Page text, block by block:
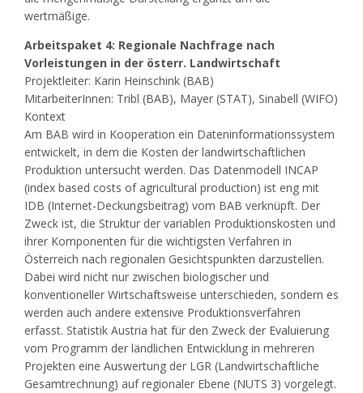
wertmäßige.
Arbeitspaket 4: Regionale Nachfrage nach
Vorleistungen in der österr. Landwirtschaft
Projektleiter: Karin Heinschink (BAB)
MitarbeiterInnen: Tribl (BAB), Mayer (STAT), Sinabell (WIFO)
Kontext
Am BAB wird in Kooperation ein Dateninformationssystem
entwickelt, in dem die Kosten der landwirtschaftlichen
Produktion untersucht werden. Das Datenmodell INCAP
(index based costs of agricultural production) ist eng mit
IDB (Internet-Deckungsbeitrag) vom BAB verknüpft. Der
Zweck ist, die Struktur der variablen Produktionskosten und
ihrer Komponenten für die wichtigsten Verfahren in
Österreich nach regionalen Gesichtspunkten darzustellen.
Dabei wird nicht nur zwischen biologischer und
konventioneller Wirtschaftsweise unterschieden, sondern es
werden auch andere extensive Produktionsverfahren
erfasst. Statistik Austria hat für den Zweck der Evaluierung
vom Programm der ländlichen Entwicklung in mehreren
Projekten eine Auswertung der LGR (Landwirtschaftliche
Gesamtrechnung) auf regionaler Ebene (NUTS 3) vorgelegt.